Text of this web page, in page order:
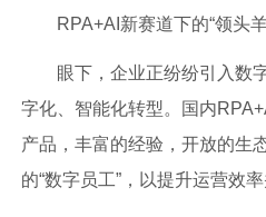
RPA+AI新赛道下的“领头
眼下，企业正纷纷引入数字
字化、智能化转型。国内
产品，丰富的经验，开放的生
的“数字员工”，以提升运营效率